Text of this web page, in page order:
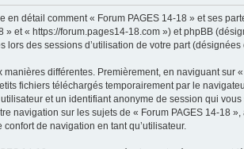
détail comment « Forum PAGES 14-18 » et ses
» et « https://forum.pages14-18.com ») et phpBB
lors des sessions d’utilisation de votre part
différentes. Premièrement, en naviguant sur
fichiers téléchargés temporairement par le
et un identifiant anonyme de session qui
navigation sur les sujets de « Forum PAGES 14-18
de navigation en tant qu’utilisateur.